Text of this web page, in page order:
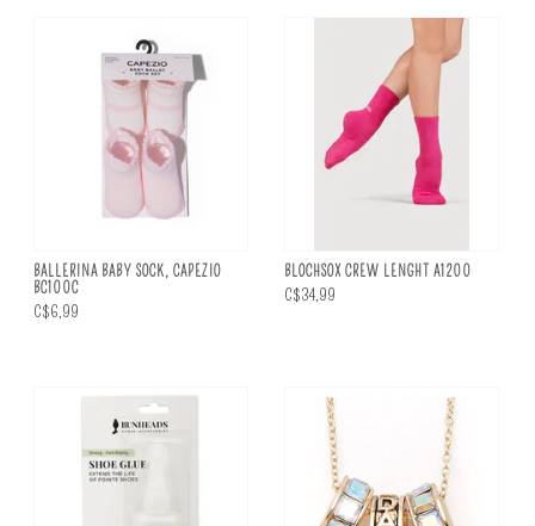
BALLERINA BABY SOCK, CAPEZIO
BC100C
C$6,99
BLOCHSOX CREW LENGHT A1200
C$34,99